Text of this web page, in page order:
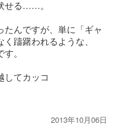
せる……。
たんですが、単に「ギャ
躊躇われるような、
。
してカッコ
2013年10月06日